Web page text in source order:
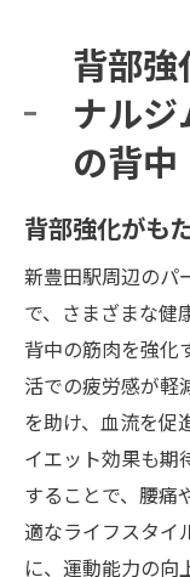
背部強
ナル
の背中
背部強化がも
新豊田駅周辺のパ
で、さまざまな健
背中の筋肉を強化
活での疲労感が軽
を助け、血流を促
イエット効果も期
することで、腰痛
適なライフスタイ
に、運動能力の向